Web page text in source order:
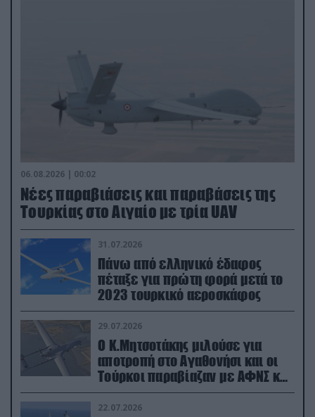
06.08.2026 | 00:02
Νέες παραβιάσεις και παραβάσεις της
Τουρκίας στο Αιγαίο με τρία UAV
31.07.2026
Πάνω από ελληνικό έδαφος
πέταξε για πρώτη φορά μετά το
2023 τουρκικό αεροσκάφος
29.07.2026
Ο Κ.Μητσοτάκης μιλούσε για
αποτροπή στο Αγαθονήσι και οι
Τούρκοι παραβίαζαν με ΑΦΝΣ και
drone
22.07.2026